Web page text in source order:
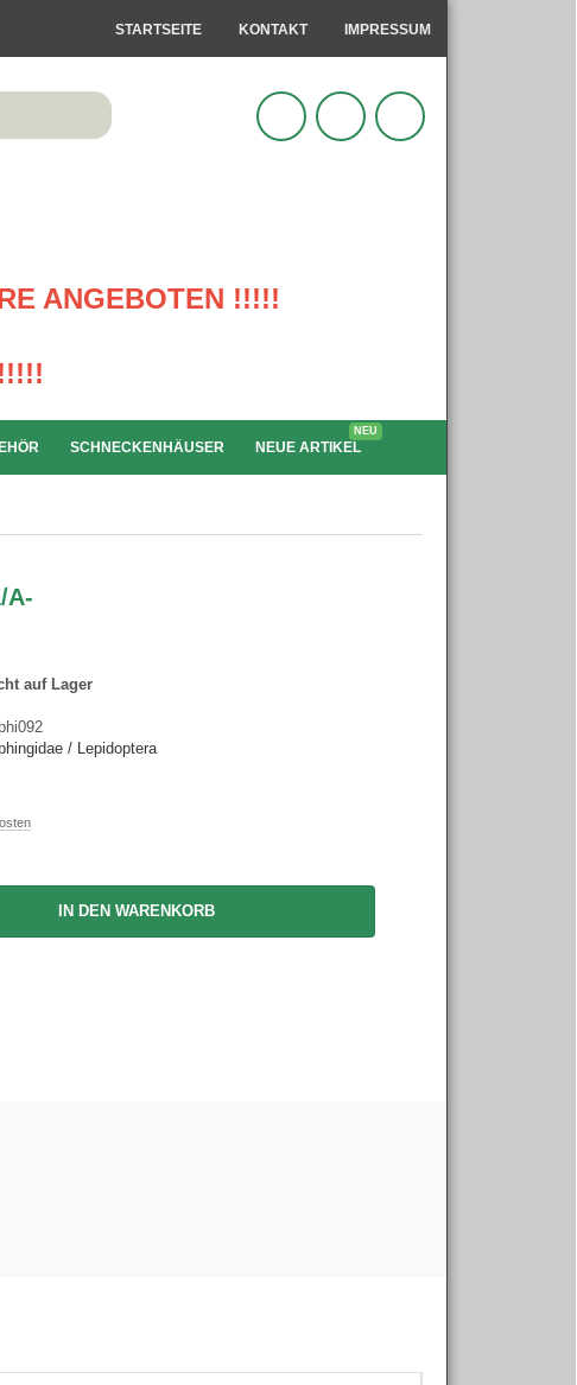
STARTSEITE KONTAKT IMPRESSUM
ANGEBOTEN !!!!!
SCHNECKENHÄUSER NEUE ARTIKEL
NEU
A-
auf Lager
/ Lepidoptera
IN DEN WARENKORB